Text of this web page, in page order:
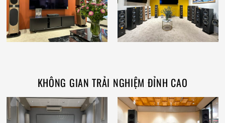
KHÔNG GIAN TRẢI NGHIỆM ĐỈNH CAO